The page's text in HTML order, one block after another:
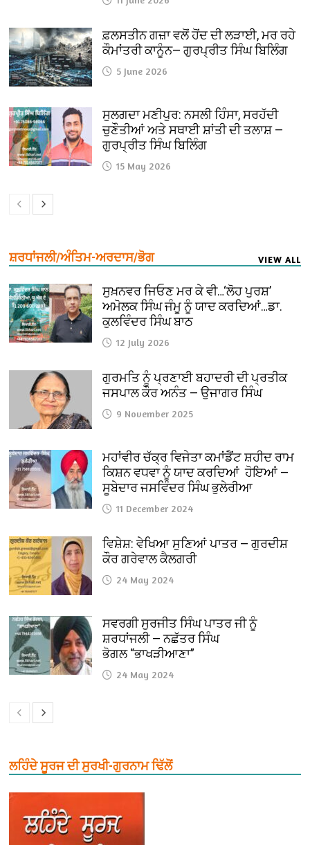
ਫ਼ਲਸਤੀਨ ਗਜ਼ਾ ਵਲੋਂ ਹੋਂਦ ਦੀ ਲੜਾਈ, ਮਰ ਰਹੇ
ਕੌਮਾਂਤਰੀ ਕਾਨੂੰਨ— ਗੁਰਪ੍ਰੀਤ ਸਿੰਘ ਬਿਲਿੰਗ
5 June 2026
ਸੁਲਗਦਾ ਮਣੀਪੁਰ: ਨਸਲੀ ਹਿੰਸਾ, ਸਰਹੱਦੀ
ਚੁਣੌਤੀਆਂ ਅਤੇ ਸਥਾਈ ਸ਼ਾਂਤੀ ਦੀ ਤਲਾਸ਼ —
ਗੁਰਪ੍ਰੀਤ ਸਿੰਘ ਬਿਲਿੰਗ
15 May 2026
ਸ਼ਰਧਾਂਜਲੀ/ਅੰਤਿਮ-ਅਰਦਾਸ/ਭੋਗ VIEW ALL
ਸੁਖ਼ਨਵਰ ਜਿਓਣ ਮਰ ਕੇ ਵੀ…‘ਲੋਹ ਪੁਰਸ਼’
ਅਮੋਲਕ ਸਿੰਘ ਜੰਮੂ ਨੂੰ ਯਾਦ ਕਰਦਿਆਂ…ਡਾ.
ਕੁਲਵਿੰਦਰ ਸਿੰਘ ਬਾਠ
12 July 2026
ਗੁਰਮਤਿ ਨੂੰ ਪ੍ਰਣਾਈ ਬਹਾਦਰੀ ਦੀ ਪ੍ਰਤੀਕ
ਜਸਪਾਲ ਕੌਰ ਅਨੰਤ — ਉਜਾਗਰ ਸਿੰਘ
9 November 2025
ਮਹਾਂਵੀਰ ਚੱਕ੍ਰ ਵਿਜੇਤਾ ਕਮਾਂਡੈਂਟ ਸ਼ਹੀਦ ਰਾਮ
ਕਿਸ਼ਨ ਵਧਵਾ ਨੂੰ ਯਾਦ ਕਰਦਿਆਂ ਹੋਇਆਂ —
ਸੂਬੇਦਾਰ ਜਸਵਿੰਦਰ ਸਿੰਘ ਭੁਲੇਰੀਆ
11 December 2024
ਵਿਸ਼ੇਸ਼: ਵੇਖਿਆ ਸੁਣਿਆਂ ਪਾਤਰ — ਗੁਰਦੀਸ਼
ਕੌਰ ਗਰੇਵਾਲ ਕੈਲਗਰੀ
24 May 2024
ਸਵਰਗੀ ਸੁਰਜੀਤ ਸਿੰਘ ਪਾਤਰ ਜੀ ਨੂੰ
ਸ਼ਰਧਾਂਜਲੀ — ਨਛੱਤਰ ਸਿੰਘ
ਭੋਗਲ “ਭਾਖੜੀਆਣਾ”
24 May 2024
ਲਹਿੰਦੇ ਸੂਰਜ ਦੀ ਸੁਰਖੀ-ਗੁਰਨਾਮ ਢਿੱਲੋਂ